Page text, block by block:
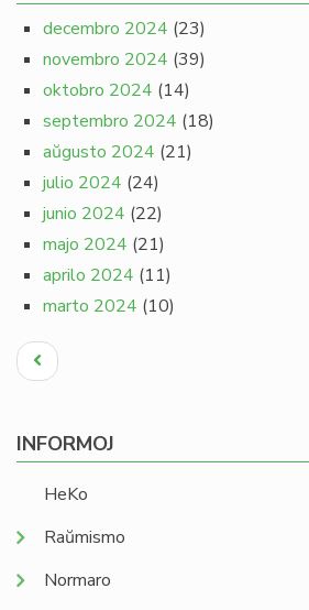
decembro 2024 (23)
novembro 2024 (39)
oktobro 2024 (14)
septembro 2024 (18)
aŭgusto 2024 (21)
julio 2024 (24)
junio 2024 (22)
majo 2024 (21)
aprilo 2024 (11)
marto 2024 (10)
Pagination
Antaŭa
paĝo
INFORMOJ
HeKo
Raŭmismo
Normaro